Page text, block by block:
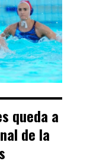
queda a
de la